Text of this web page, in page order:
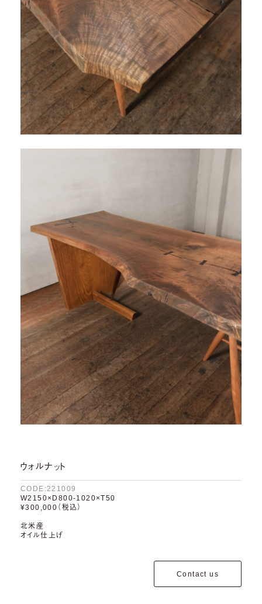
ウォルナット
CODE:221009
W2150×D800-1020×T50
¥300,000（税込）
北米産
オイル仕上げ
Contact us